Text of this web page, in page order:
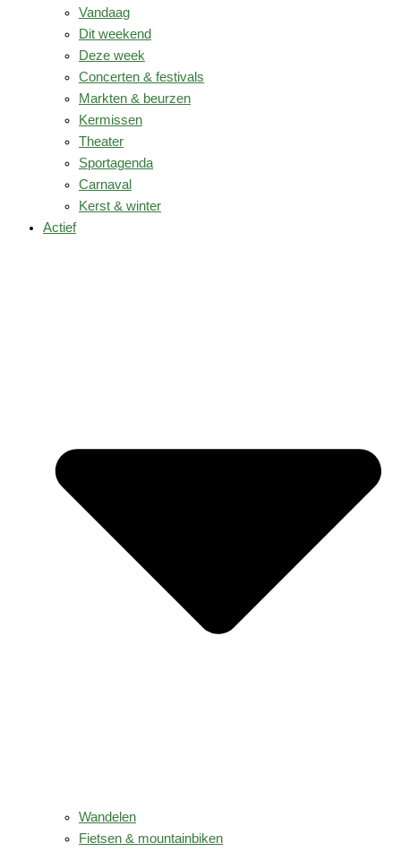
Vandaag
Dit weekend
Deze week
Concerten & festivals
Markten & beurzen
Kermissen
Theater
Sportagenda
Carnaval
Kerst & winter
Actief
Wandelen
Fietsen & mountainbiken